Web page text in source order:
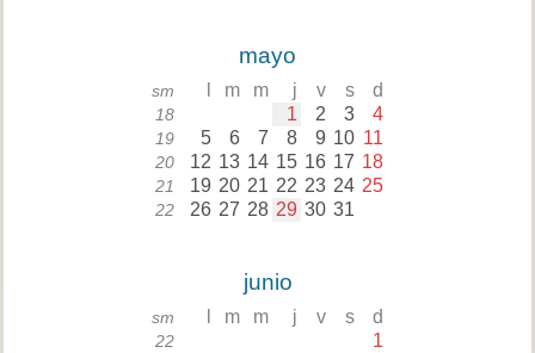
mayo
sm m m j v s d
18 1 2 3 4
19 5 6 7 8 9 10 11
20 12 13 14 15 16 17 18
21 19 20 21 22 23 24 25
22 26 27 28 29 30 31
junio
sm m m j v s d
22 1